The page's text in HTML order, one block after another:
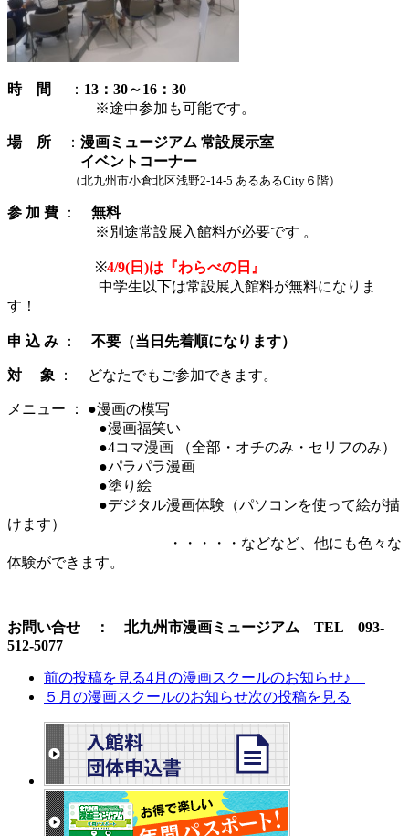
時 間 ： 13：30～16：30
※途中参加も可能です。
場所 ： 漫画ミュージアム 常設展示室
イベントコーナー
（北九州市小倉北区浅野2-14-5 あるあるCity６階）
参 加 費 ： 無料
※別途常設展入館料が必要です 。
※4/9(日)は『わらべの日』
中学生以下は常設展入館料が無料になりま
す！
申 込 み ： 不要（当日先着順になります）
対 象 ： どなたでもご参加できます。
メニュー ： ●漫画の模写
●漫画福笑い
●4コマ漫画 （全部・オチのみ・セリフのみ）
●パラパラ漫画
●塗り絵
●デジタル漫画体験（パソコンを使って絵が描
けます）
・・・・・などなど、他にも色々な
体験ができます。
お問い合せ ： 北九州市漫画ミュージアム TEL 093-
512-5077
前の投稿を見る4月の漫画スクールのお知らせ♪
５月の漫画スクールのお知らせ次の投稿を見る